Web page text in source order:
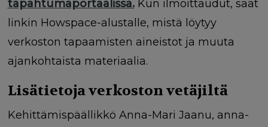
tapahtumaportaalissa.Kun ilmoittaudut, saat
linkin Howspace-alustalle, mistä löytyy
verkoston tapaamisten aineistot ja muuta
ajankohtaista materiaalia.
Lisätietoja verkoston vetäjiltä
Kehittämispäällikkö Anna-Mari Jaanu, anna-